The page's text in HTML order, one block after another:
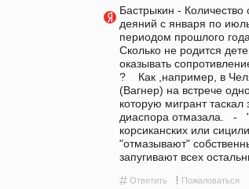
Бастрыкин -
деяний с января по
периодом прошлого
Сколько не родится
оказывать
?    Как ,например, в
(Вагнер) на встрече
которую мигрант
диаспора отмазала.   -
корсиканских или
"отмазывают"
запугивают всех
# Ответить ! Пожаловаться